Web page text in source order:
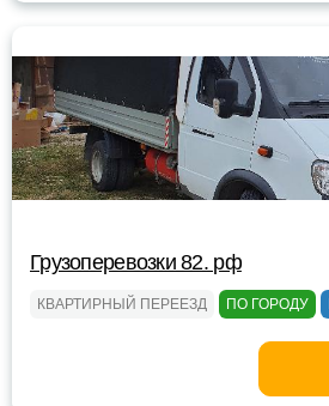
Грузоперевозки 82. рф
КВАРТИРНЫЙ ПЕРЕЕЗД ПО ГОРОДУ